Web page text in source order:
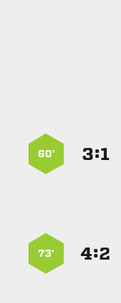
:
60’
:
73’